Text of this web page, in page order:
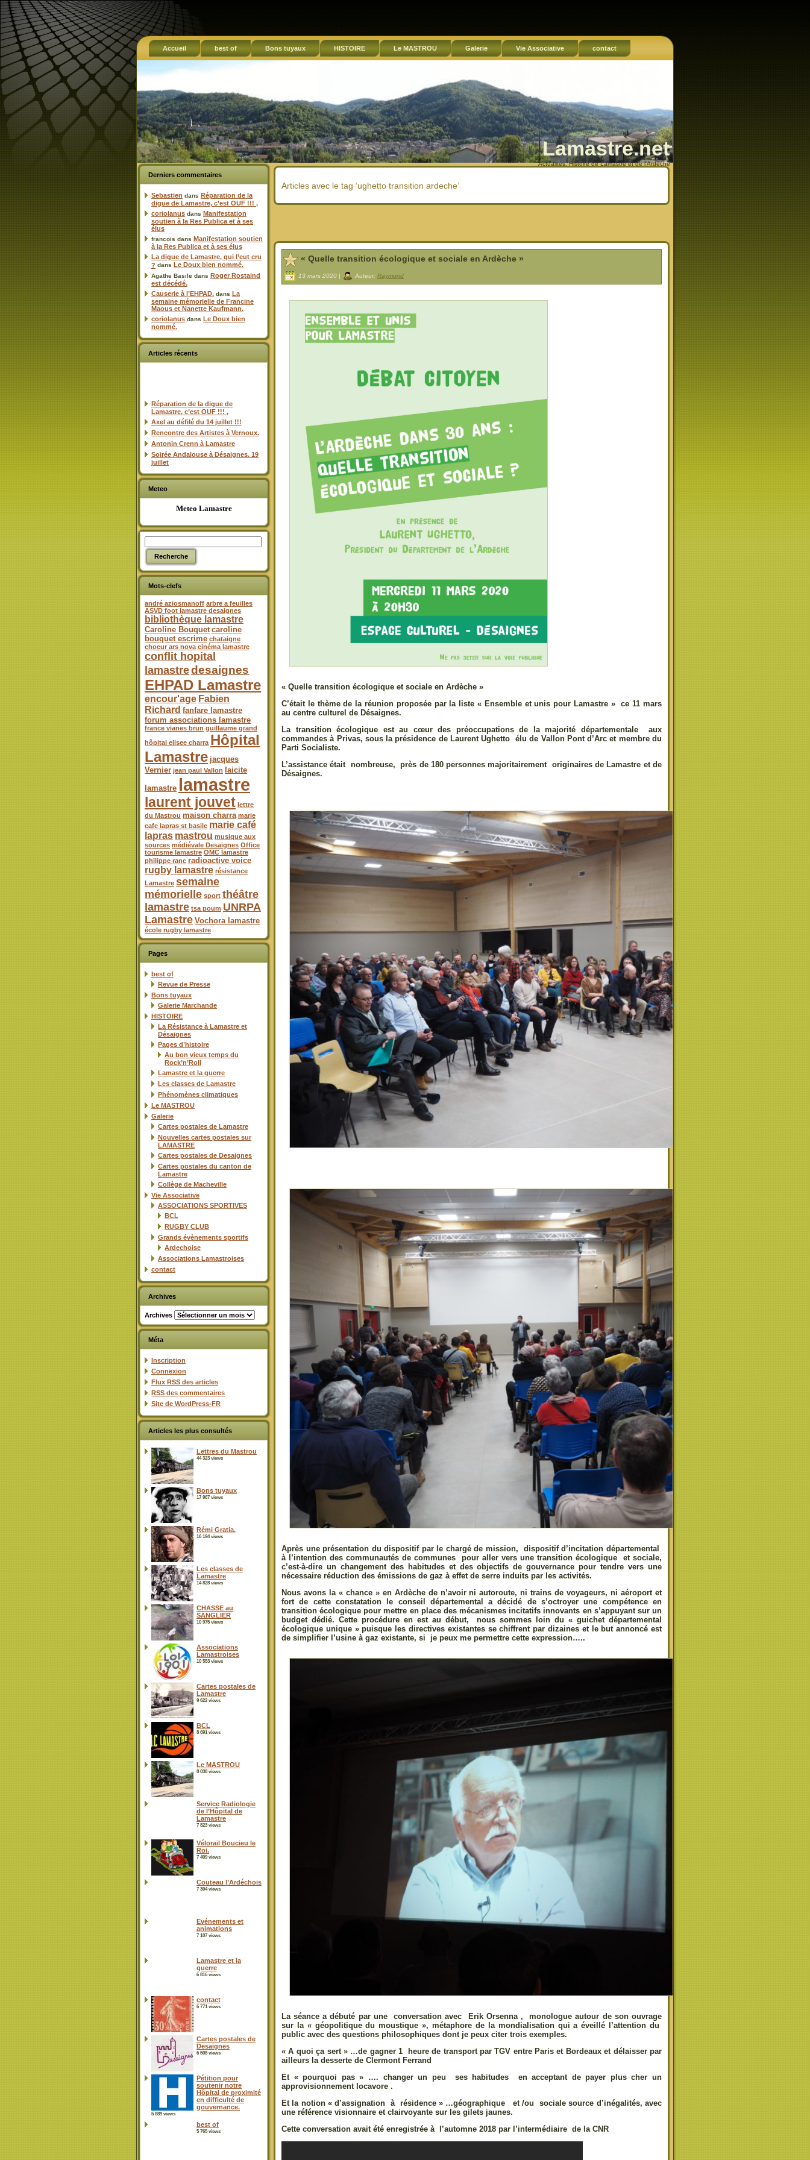
Accueil best of Bons tuyaux HISTOIRE Le MASTROU Galerie Vie Associative contact
Lamastre.net
Actualités, Histoire de Lamastre et de l'Ardèche
Derniers commentaires
Sebastien dans Réparation de la
digue de Lamastre, c’est OUF !!! ,
coriolanus dans Manifestation
soutien à la Res Publica et à ses
élus
francois dans Manifestation soutien
à la Res Publica et à ses élus
La digue de Lamastre, qui l’eut cru
? dans Le Doux bien nommé.
Agathe Basile dans Roger Rostaind
est décédé.
Causerie à l’EHPAD. dans La
semaine mémorielle de Francine
Maous et Nanette Kaufmann.
coriolanus dans Le Doux bien
nommé.
Articles récents
Réparation de la digue de
Lamastre, c’est OUF !!! ,
Axel au défilé du 14 juillet !!!
Rencontre des Artistes à Vernoux.
Antonin Crenn à Lamastre
Soirée Andalouse à Désaignes. 19
juillet
Meteo
Meteo Lamastre
Mots-clefs
andré aziosmanoff arbre a feuilles
ASVD foot lamastre desaignes
bibliothèque lamastre
Caroline Bouquet caroline
bouquet escrime chataigne
choeur ars nova cinéma lamastre
conflit hopital
lamastredesaignes
EHPAD Lamastre
encour'age Fabien
Richard fanfare lamastre
forum associations lamastre
france vianes brun guillaume grand
hôpital elisee charra Hôpital
Lamastre jacques
Vernier jean paul Vallon
laicite
lamastre lamastre
laurent jouvet lettre
du Mastrou maison charra marie
cafe lapras st basile marie café
lapras mastrou musique aux
sources médiévale Desaignes Office
tourisme lamastre OMC lamastre
philippe ranc radioactive voice
rugby lamastre résistance
Lamastre semaine
mémorielle sport théâtre
lamastre tsa poum UNRPA
Lamastre Vochora lamastre
école rugby lamastre
Pages
best of
Revue de Presse
Bons tuyaux
Galerie Marchande
HISTOIRE
La Résistance à Lamastre et
Désaignes
Pages d’histoire
Au bon vieux temps du
Rock’n’Roll
Lamastre et la guerre
Les classes de Lamastre
Phénomènes climatiques
Le MASTROU
Galerie
Cartes postales de Lamastre
Nouvelles cartes postales sur
LAMASTRE
Cartes postales de Desaignes
Cartes postales du canton de
Lamastre
Collège de Macheville
Vie Associative
ASSOCIATIONS SPORTIVES
BCL
RUGBY CLUB
Grands évènements sportifs
Ardechoise
Associations Lamastroises
contact
Archives
Archives
Méta
Inscription
Connexion
Flux RSS des articles
RSS des commentaires
Site de WordPress-FR
Articles les plus consultés
Lettres du Mastrou
44 323 views
Bons tuyaux
17 967 views
Rémi Gratia.
16 194 views
Les classes de
Lamastre
14 828 views
CHASSE au
SANGLIER
10 975 views
Associations
Lamastroises
10 553 views
Cartes postales de
Lamastre
9 622 views
BCL
8 691 views
Le MASTROU
8 038 views
Service Radiologie
de l’Hôpital de
Lamastre
7 823 views
Vélorail Boucieu le
Roi.
7 409 views
Couteau l’Ardéchois
7 304 views
Evénements et
animations
7 107 views
Lamastre et la
guerre
6 816 views
contact
6 771 views
Cartes postales de
Desaignes
6 508 views
Pétition pour
soutenir notre
Hôpital de proximité
en difficulté de
gouvernance.
5 889 views
best of
5 765 views
Articles avec le tag ‘ughetto transition ardeche’
« Quelle transition écologique et sociale en Ardèche »
13 mars 2020 | Auteur: Raymond
« Quelle transition écologique et sociale en Ardèche »
C’était le thème de la réunion proposée par la liste « Ensemble et unis pour Lamastre » ce 11 mars
au centre culturel de Désaignes.
La transition écologique est au cœur des préoccupations de la majorité départementale aux
commandes à Privas, sous la présidence de Laurent Ughetto élu de Vallon Pont d’Arc et membre du
Parti Socialiste.
L’assistance était nombreuse, près de 180 personnes majoritairement originaires de Lamastre et de
Désaignes.
Après une présentation du dispositif par le chargé de mission, dispositif d’incitation départemental
à l’intention des communautés de communes pour aller vers une transition écologique et sociale,
c’est-à-dire un changement des habitudes et des objectifs de gouvernance pour tendre vers une
nécessaire réduction des émissions de gaz à effet de serre induits par les activités.
Nous avons la « chance » en Ardèche de n’avoir ni autoroute, ni trains de voyageurs, ni aéroport et
fort de cette constatation le conseil départemental a décidé de s’octroyer une compétence en
transition écologique pour mettre en place des mécanismes incitatifs innovants en s’appuyant sur un
budget dédié. Cette procédure en est au début, nous sommes loin du « guichet départemental
écologique unique » puisque les directives existantes se chiffrent par dizaines et le but annoncé est
de simplifier l’usine à gaz existante, si je peux me permettre cette expression…..
La séance a débuté par une conversation avec Erik Orsenna , monologue autour de son ouvrage
sur la « géopolitique du moustique », métaphore de la mondialisation qui a éveillé l’attention du
public avec des questions philosophiques dont je peux citer trois exemples.
« A quoi ça sert »…de gagner 1 heure de transport par TGV entre Paris et Bordeaux et délaisser par
ailleurs la desserte de Clermont Ferrand
Et « pourquoi pas » …. changer un peu ses habitudes en acceptant de payer plus cher un
approvisionnement locavore .
Et la notion « d’assignation à résidence »…géographique et /ou sociale source d’inégalités, avec
une référence visionnaire et clairvoyante sur les gilets jaunes.
Cette conversation avait été enregistrée à l’automne 2018 par l’intermédiaire de la CNR